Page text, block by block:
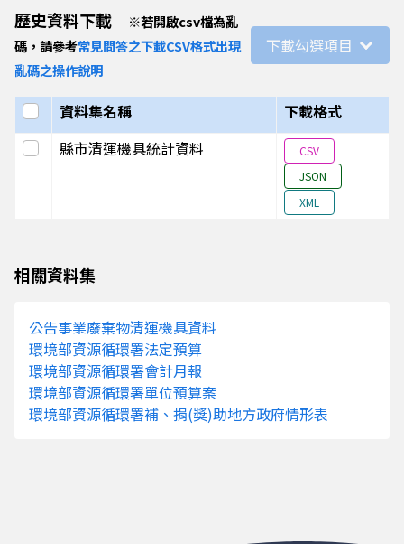
歷史資料下載 ※若開啟csv檔為亂
碼，請參考常見問答之下載CSV格式出現
亂碼之操作說明
下載勾選項目
選取全部
資料集名稱
下載格式
選取此列
縣市清運機具統計資料
CSV
JSON
XML
相關資料集
公告事業廢棄物清運機具資料
環境部資源循環署法定預算
環境部資源循環署會計月報
環境部資源循環署單位預算案
環境部資源循環署補、捐(獎)助地方政府情形表